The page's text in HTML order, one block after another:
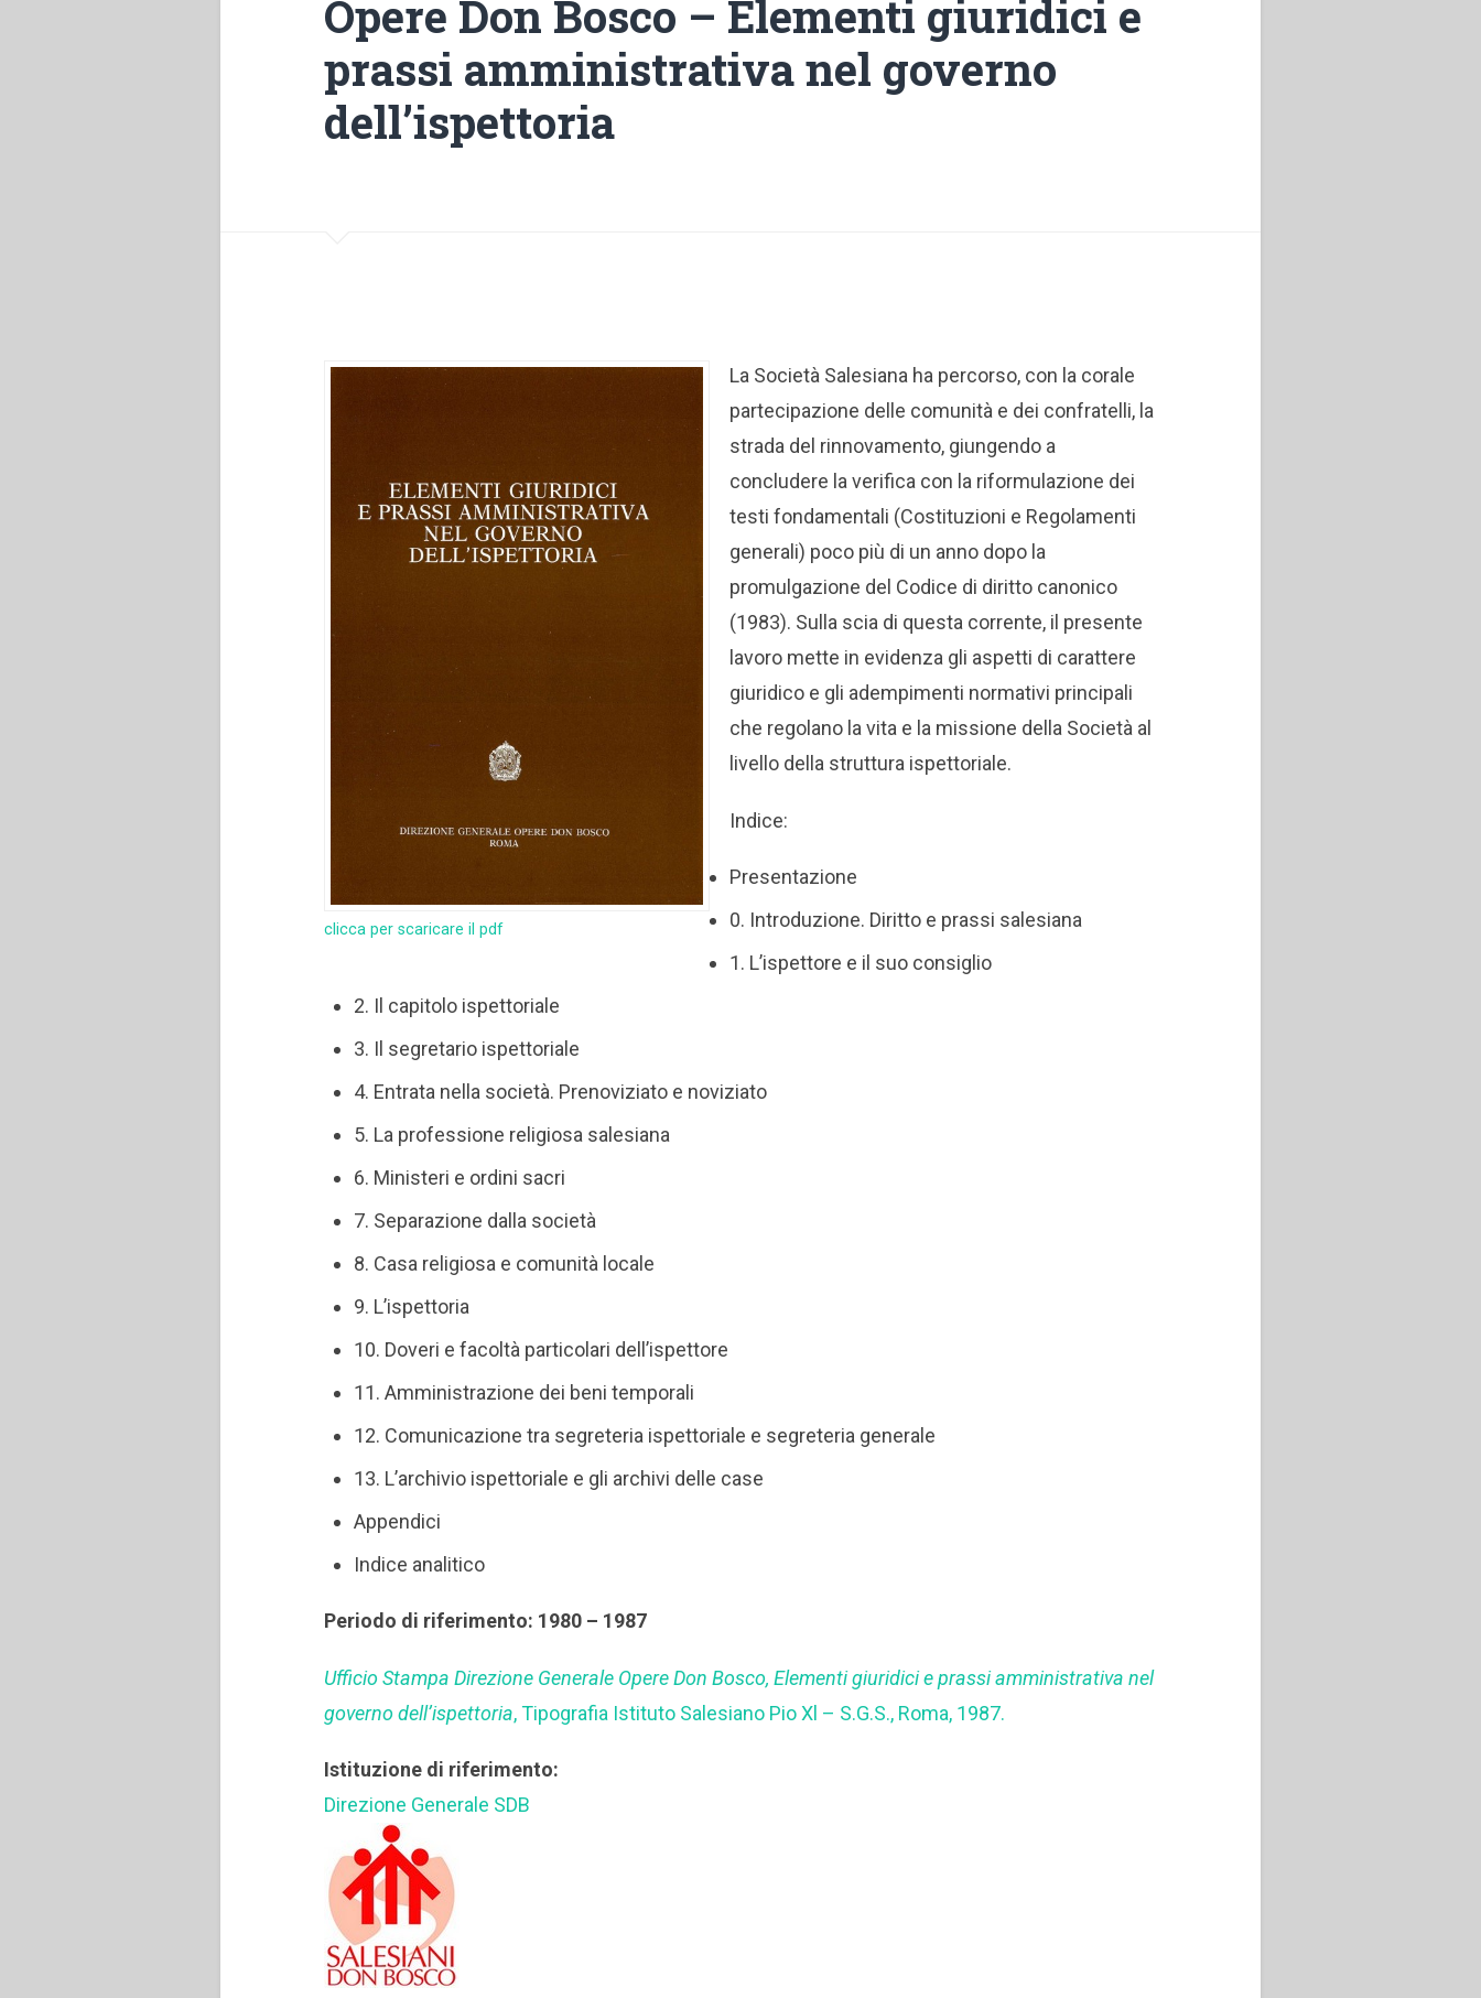
Opere Don Bosco – Elementi giuridici e
prassi amministrativa nel governo
dell’ispettoria
clicca per scaricare il pdf
La Società Salesiana ha percorso, con la corale
partecipazione delle comunità e dei confratelli, la
strada del rinnovamento, giungendo a
concludere la verifica con la riformulazione dei
testi fondamentali (Costituzioni e Regolamenti
generali) poco più di un anno dopo la
promulgazione del Codice di diritto canonico
(1983). Sulla scia di questa corrente, il presente
lavoro mette in evidenza gli aspetti di carattere
giuridico e gli adempimenti normativi principali
che regolano la vita e la missione della Società al
livello della struttura ispettoriale.
Indice:
Presentazione
0. Introduzione. Diritto e prassi salesiana
1. L’ispettore e il suo consiglio
2. Il capitolo ispettoriale
3. Il segretario ispettoriale
4. Entrata nella società. Prenoviziato e noviziato
5. La professione religiosa salesiana
6. Ministeri e ordini sacri
7. Separazione dalla società
8. Casa religiosa e comunità locale
9. L’ispettoria
10. Doveri e facoltà particolari dell’ispettore
11. Amministrazione dei beni temporali
12. Comunicazione tra segreteria ispettoriale e segreteria generale
13. L’archivio ispettoriale e gli archivi delle case
Appendici
Indice analitico
Periodo di riferimento: 1980 – 1987
Ufficio Stampa Direzione Generale Opere Don Bosco, Elementi giuridici e prassi amministrativa nel
governo dell’ispettoria, Tipografia Istituto Salesiano Pio Xl – S.G.S., Roma, 1987.
Istituzione di riferimento:
Direzione Generale SDB